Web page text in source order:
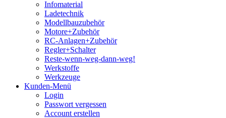
Infomaterial
Ladetechnik
Modellbauzubehör
Motore+Zubehör
RC-Anlagen+Zubehör
Regler+Schalter
Reste-wenn-weg-dann-weg!
Werkstoffe
Werkzeuge
Kunden-Menü
Login
Passwort vergessen
Account erstellen